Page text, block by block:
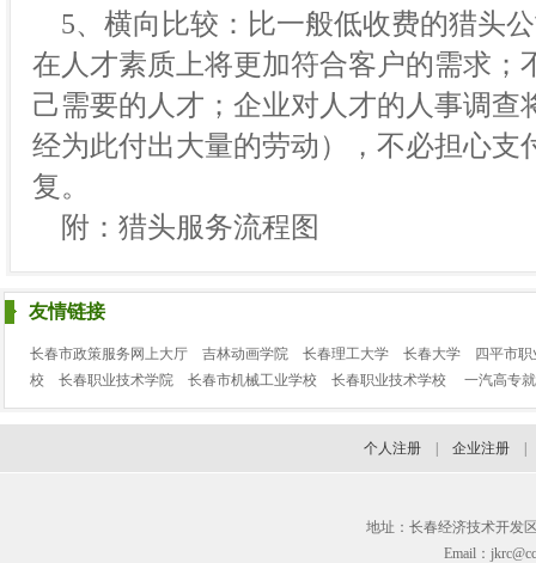
5、横向比较：比一般低收费的猎头
在人才素质上将更加符合客户的需求
己需要的人才；企业对人才的人事调
经为此付出大量的劳动），不必担心
复。
附：猎头服务流程图
友情链接
长春市政策服务网上大厅 吉林动画学院 长春理工大学 长春大学
四平市
校
长春职业技术学院 长春市机械工业学校 长春职业技术学校 一汽高专
个人注册 企业注册
地址：长春经济技术开发
Email：